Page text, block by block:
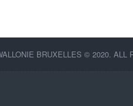
BRUXELLES © 2020. ALL